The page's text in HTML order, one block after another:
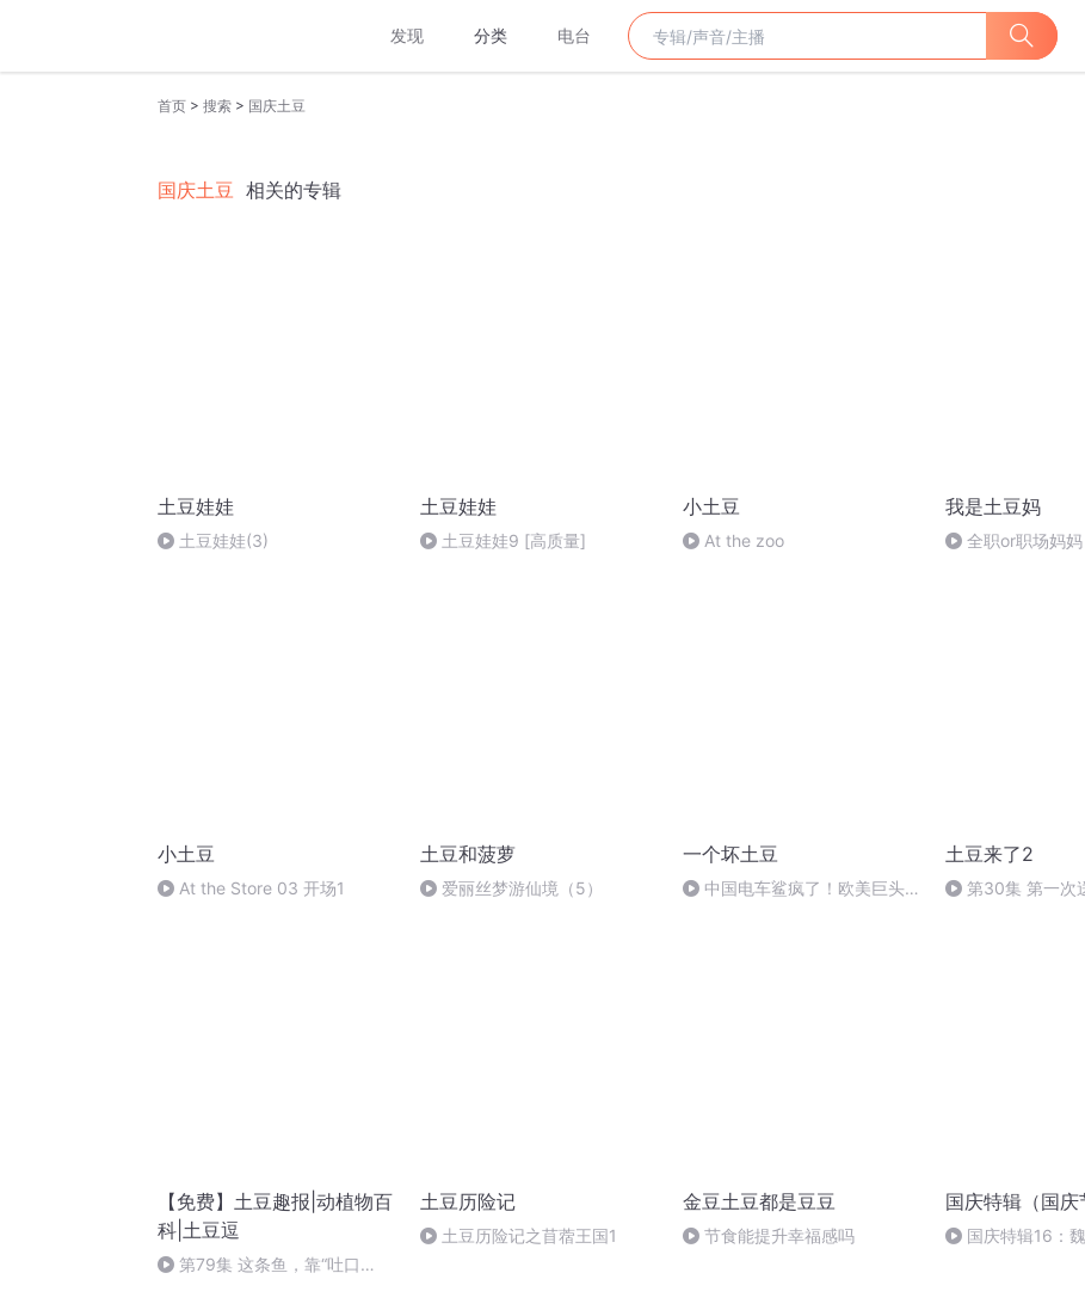
发现 分类 电台
首页 > 搜索 > 国庆土豆
国庆土豆 相关的专辑
土豆娃娃
土豆娃娃(3)
土豆娃娃
土豆娃娃9 [高质量]
小土豆
At the zoo
我是土豆妈
全职or职场妈妈
小土豆
At the Store 03 开场1
土豆和菠萝
爱丽丝梦游仙境（5）
一个坏土豆
中国电车鲨疯了！欧美巨头集
土豆来了2
第30集 第一次
【免费】土豆趣报|动植物百
科|土豆逗
第79集 这条鱼，靠“吐口
土豆历险记
土豆历险记之苜蓿王国1
金豆土豆都是豆豆
节食能提升幸福感吗
国庆特辑（国庆
国庆特辑16：